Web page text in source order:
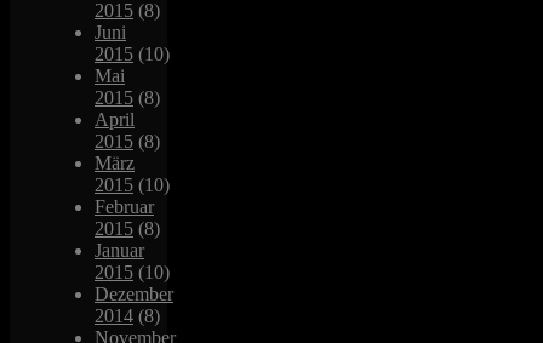
2015 (8)
Juni
2015 (10)
Mai
2015 (8)
April
2015 (8)
März
2015 (10)
Februar
2015 (8)
Januar
2015 (10)
Dezember
2014 (8)
November